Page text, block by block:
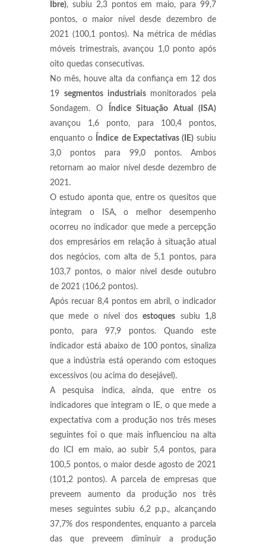
Ibre), subiu 2,3 pontos em maio, para 99,7
pontos, o maior nível desde dezembro de
2021 (100,1 pontos). Na métrica de médias
móveis trimestrais, avançou 1,0 ponto após
oito quedas consecutivas.
No mês, houve alta da confiança em 12 dos
19 segmentos industriaismonitorados pela
Sondagem. O
Índice Situação Atual (ISA)
avançou 1,6 ponto, para 100,4 pontos,
enquanto o
Índice de Expectativas (IE)subiu
3,0 pontos para 99,0 pontos. Ambos
retornam ao maior nível desde dezembro de
2021.
O estudo aponta que, entre os quesitos que
integram o ISA, o melhor desempenho
ocorreu no indicador que mede a percepção
dos empresários em relação à situação atual
dos negócios, com alta de 5,1 pontos, para
103,7 pontos, o maior nível desde outubro
de 2021 (106,2 pontos).
Após recuar 8,4 pontos em abril, o indicador
que mede o nível dosestoques subiu 1,8
ponto, para 97,9 pontos. Quando este
indicador está abaixo de 100 pontos, sinaliza
que a indústria está operando com estoques
excessivos (ou acima do desejável).
A pesquisa indica, ainda, que entre os
indicadores que integram o IE, o que mede a
expectativa com a produção nos três meses
seguintes foi o que mais influenciou na alta
do ICI em maio, ao subir 5,4 pontos, para
100,5 pontos, o maior desde agosto de 2021
(101,2 pontos). A parcela de empresas que
preveem aumento da produção nos três
meses seguintes subiu 6,2 p.p., alcançando
37,7% dos respondentes, enquanto a parcela
das que preveem diminuir a produção